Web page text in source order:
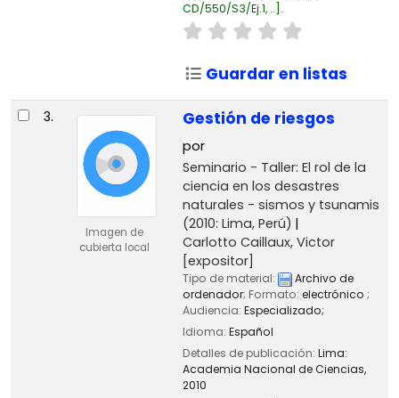
CD/550/S3/Ej.1, .. .
Guardar en listas
3.
Imagen de
cubierta local
Gestión de riesgos
por
Seminario - Taller: El rol de la
ciencia en los desastres
naturales - sismos y tsunamis
(2010: Lima, Perú)
Carlotto Caillaux, Victor
[expositor]
Tipo de material:
Archivo de
ordenador; Formato: electrónico ;
Audiencia: Especializado;
Idioma: Español
Detalles de publicación: Lima:
Academia Nacional de Ciencias,
2010